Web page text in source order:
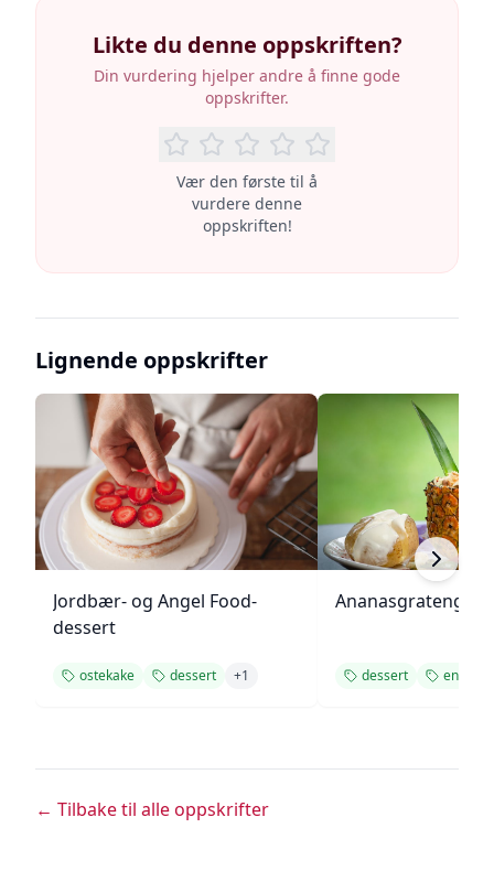
Likte du denne oppskriften?
Din vurdering hjelper andre å finne gode
oppskrifter.
Vær den første til å
vurdere denne
oppskriften!
Lignende oppskrifter
Jordbær- og Angel Food-
dessert
ostekake dessert +1
Ananasgrateng
dessert enkel
← Tilbake til alle oppskrifter